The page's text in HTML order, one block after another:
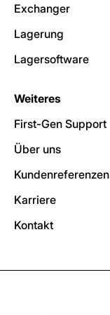
Exchanger
Lagerung
Lagersoftware
Weiteres
First-Gen Support
Über uns
Kundenreferenzen
Karriere
Kontakt